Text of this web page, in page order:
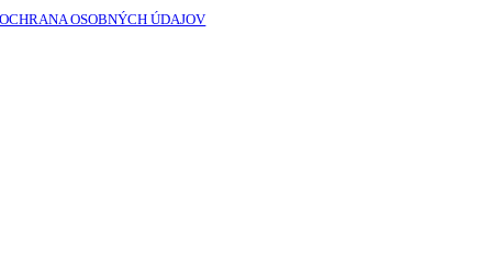
OCHRANA OSOBNÝCH ÚDAJOV